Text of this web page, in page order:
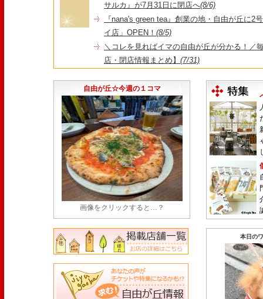
サルカ』が7月31日に閉店へ(8/6)
『nana's green tea』創業の地・自由が丘に2
イ店」OPEN！ (8/5)
＼コレを見ればイマの自由が丘が分かる！／
店・閉店情報まとめ】 (7/31)
永久パス配布も！
自由が丘☆今週の１コマ
画像をクリックすると…？
本日の